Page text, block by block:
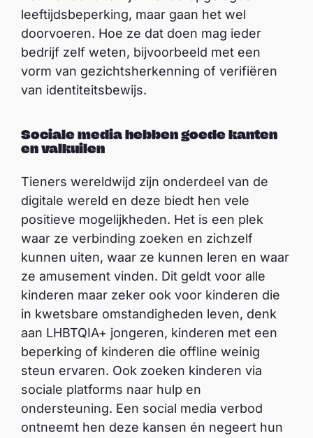
leeftijdsbeperking, maar gaan het wel
doorvoeren. Hoe ze dat doen mag ieder
bedrijf zelf weten, bijvoorbeeld met een
vorm van gezichtsherkenning of verifiëren
van identiteitsbewijs.
Sociale media hebben goede kanten
en valkuilen
Tieners wereldwijd zijn onderdeel van de
digitale wereld en deze biedt hen vele
positieve mogelijkheden. Het is een plek
waar ze verbinding zoeken en zichzelf
kunnen uiten, waar ze kunnen leren en waar
ze amusement vinden. Dit geldt voor alle
kinderen maar zeker ook voor kinderen die
in kwetsbare omstandigheden leven, denk
aan LHBTQIA+ jongeren, kinderen met een
beperking of kinderen die offline weinig
steun ervaren. Ook zoeken kinderen via
sociale platforms naar hulp en
ondersteuning. Een social media verbod
ontneemt hen deze kansen én negeert hun